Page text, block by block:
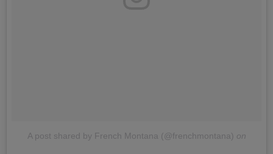
A post shared by French Montana (@frenchmontana) on